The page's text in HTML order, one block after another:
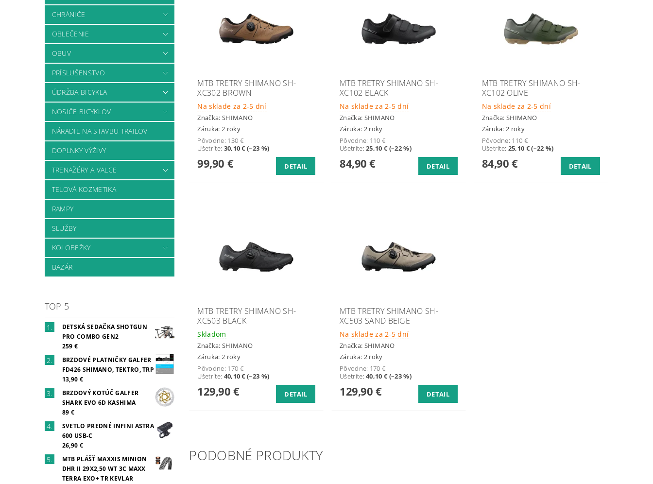
CHRÁNIČE
OBLEČENIE
OBUV
PRÍSLUŠENSTVO
ÚDRŽBA BICYKLA
NOSIČE BICYKLOV
NÁRADIE NA STAVBU TRAILOV
DOPLNKY VÝŽIVY
TRENAŽÉRY A VALCE
TELOVÁ KOZMETIKA
RAMPY
SLUŽBY
KOLOBEŽKY
BAZÁR
TOP 5
DETSKÁ SEDAČKA SHOTGUN
PRO COMBO GEN2
259 €
BRZDOVÉ PLATNIČKY GALFER
FD426 SHIMANO, TEKTRO, TRP
13,90 €
BRZDOVÝ KOTÚČ GALFER
SHARK EVO 6D KASHIMA
89 €
SVETLO PREDNÉ INFINI ASTRA
600 USB-C
26,90 €
MTB PLÁŠŤ MAXXIS MINION
DHR II 29X2,50 WT 3C MAXX
TERRA EXO+ TR KEVLAR
MTB TRETRY SHIMANO SH-
XC302 BROWN
Na sklade za 2-5 dní
Značka: SHIMANO
Záruka: 2 roky
Pôvodne: 130 €
Ušetríte: 30,10 € (–23 %)
99,90 € DETAIL
MTB TRETRY SHIMANO SH-
XC102 BLACK
Na sklade za 2-5 dní
Značka: SHIMANO
Záruka: 2 roky
Pôvodne: 110 €
Ušetríte:25,10 € (–22 %)
84,90 € DETAIL
MTB TRETRY SHIMANO SH-
XC102 OLIVE
Na sklade za 2-5 dní
Značka:SHIMANO
Záruka: 2 roky
Pôvodne: 110 €
Ušetríte: 25,10 € (–22 %)
84,90 € DETAIL
MTB TRETRY SHIMANO SH-
XC503 BLACK
Skladom
Značka: SHIMANO
Záruka: 2 roky
Pôvodne: 170 €
Ušetríte: 40,10 € (–23 %)
129,90 € DETAIL
MTB TRETRY SHIMANO SH-
XC503 SAND BEIGE
Na sklade za 2-5 dní
Značka: SHIMANO
Záruka: 2 roky
Pôvodne: 170 €
Ušetríte:40,10 € (–23 %)
129,90 € DETAIL
PODOBNÉ PRODUKTY